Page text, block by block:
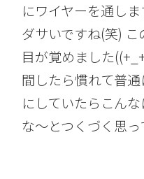
にワイヤーを通し
ダサいですね(笑)
目が覚めました
間したら慣れて普
にしていたらこん
な～とつくづく思